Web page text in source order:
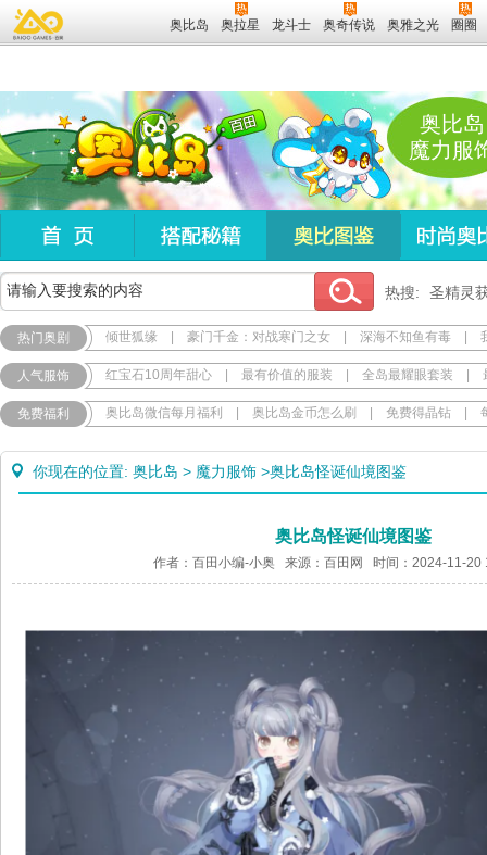
奥比岛 奥拉星 龙斗士 奥奇传说 奥雅之光 圈圈
奥比岛
魔力服
热搜: 圣精灵
热门奥剧 倾世狐缘 豪门千金：对战寒门之女 深海不知鱼有毒
人气服饰 红宝石10周年甜心 最有价值的服装 全岛最耀眼套装
免费福利 奥比岛微信每月福利 奥比岛金币怎么刷 免费得晶钻
你现在的位置: 奥比岛 > 魔力服饰 >奥比岛怪诞仙境图鉴
奥比岛怪诞仙境图鉴
作者：百田小编-小奥 来源：百田网 时间：2024-11-